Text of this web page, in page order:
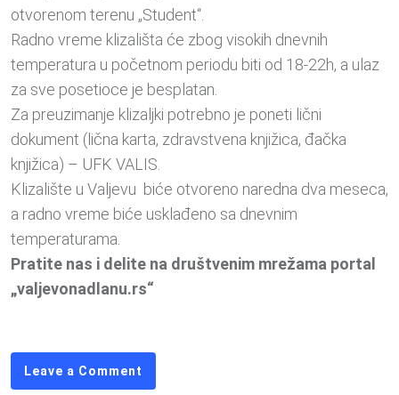
otvorenom terenu „Student“.
Radno vreme klizališta će zbog visokih dnevnih
temperatura u početnom periodu biti od 18-22h, a ulaz
za sve posetioce je besplatan.
Za preuzimanje klizaljki potrebno je poneti lični
dokument (lična karta, zdravstvena knjižica, đačka
knjižica) – UFK VALIS.
Klizalište u Valjevu biće otvoreno naredna dva meseca,
a radno vreme biće usklađeno sa dnevnim
temperaturama.
Pratite nas i delite na društvenim mrežama portal
„valjevonadlanu.rs“
Leave a Comment